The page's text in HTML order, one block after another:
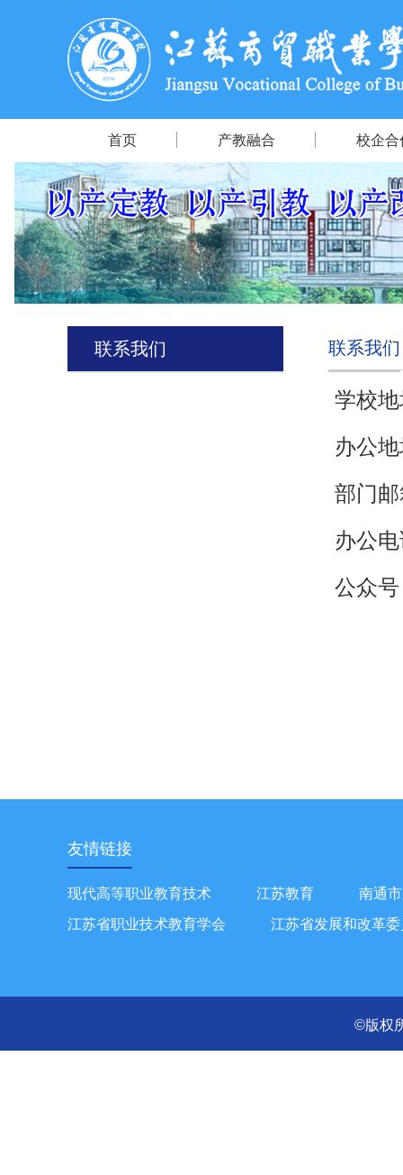
首页 产教融合 校企合
联系我们 联系我们
学校
办公
部门邮
办公
公众号
友情链接
现代高等职业教育技术 江苏教育
南通
江苏省职业技术教育学会
江苏省发展和改革
©版权